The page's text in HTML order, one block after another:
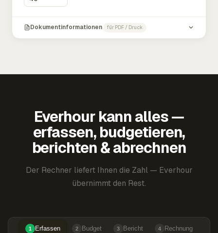
Dokumentinformationen für PDF / Druck
Everhour kann alles —
erfassen, budgetieren,
berichten & abrechnen
Der Rechner liefert Ihnen die Zahl — Everhour
übernimmt den Rest.
1 Erfassen 2 Budget 3 Bericht 4 Rechnung